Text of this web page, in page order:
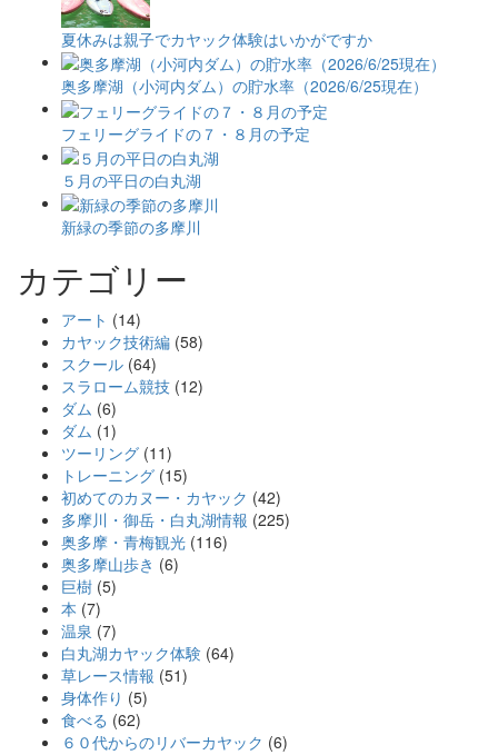
夏休みは親子でカヤック体験はいかがですか
奥多摩湖（小河内ダム）の貯水率（2026/6/25現在）
フェリーグライドの７・８月の予定
５月の平日の白丸湖
新緑の季節の多摩川
カテゴリー
アート (14)
カヤック技術編 (58)
スクール (64)
スラローム競技 (12)
ダム (6)
ダム (1)
ツーリング (11)
トレーニング (15)
初めてのカヌー・カヤック (42)
多摩川・御岳・白丸湖情報 (225)
奥多摩・青梅観光 (116)
奥多摩山歩き (6)
巨樹 (5)
本 (7)
温泉 (7)
白丸湖カヤック体験 (64)
草レース情報 (51)
身体作り (5)
食べる (62)
６０代からのリバーカヤック (6)